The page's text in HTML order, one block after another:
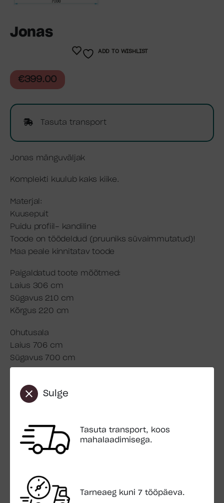
Sulge
Tasuta transport, koos
mahalaadimisega.
Tarneaeg kuni 7 tööpäeva.
Jonas
€399.00
Tasuta transport
Jonas mänguväljak
Komplekti kuulub kaks kiike.
Materjal:
Kuusepuit
Puidu profiil- kandiline
Toode on töödeldud (pruuniks süvaimmutatud)!
Maa peale kinnitatav toode
Paigaldatud toote mõõtmed:
Laius 306 cm
Sügavus 210 cm
Kõrgus 220 cm
Ohutusala
Laius 706 cm
Sügavus 700 cm
Emapuu 90 mm
Tugipost 70×70 mm
Pakend:
Paki mõõt 2,4×0,4×0,4 m
Paki kaal 70 kg
Sisaldub hinnas
Maha laadimisega (Mahalaadimiskohas peab olema
ADD TO WISHLIST